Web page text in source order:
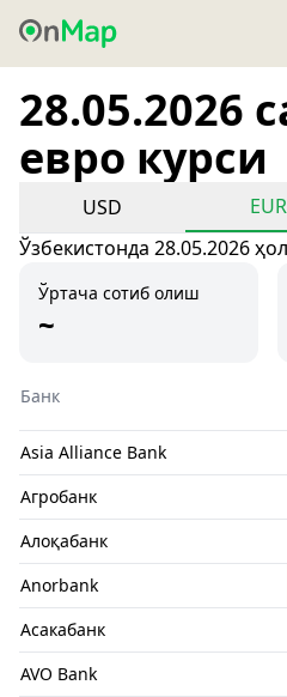
28.05.2026
евро курси
USD EUR
Ўзбекистонда 28.05.2026
Ўртача сотиб олиш
~
Банк
Asia Alliance Bank
Агробанк
Алоқабанк
Anorbank
Асакабанк
AVO Bank